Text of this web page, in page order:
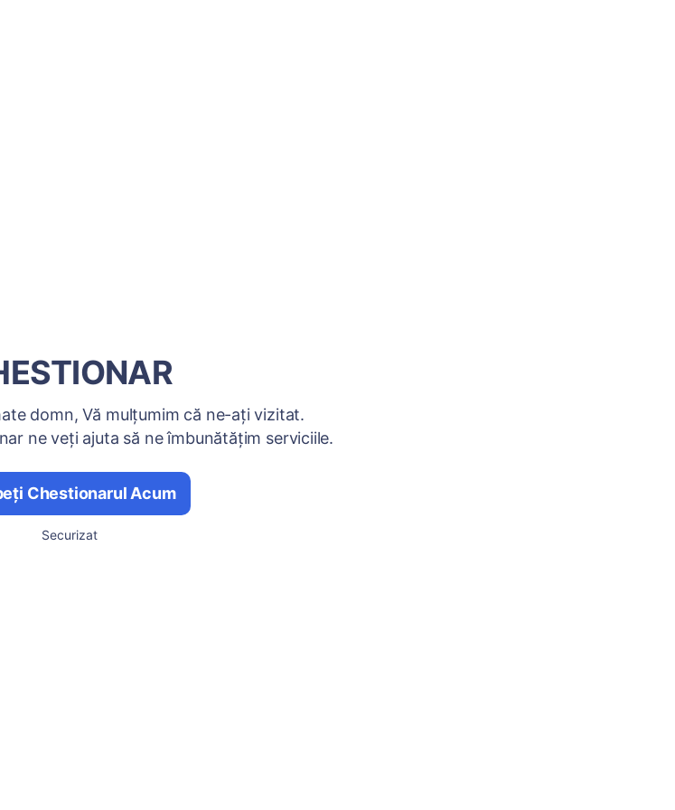
CHESTIONAR
domn, Vă mulțumim că ne-ați vizitat.
ne veți ajuta să ne îmbunătățim serviciile.
Chestionarul Acum
Securizat